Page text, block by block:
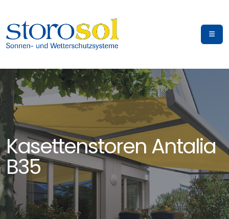
Kasettenstoren Antalia
B35